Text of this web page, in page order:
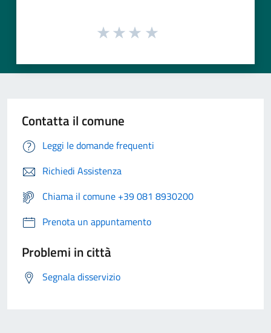
Contatta il comune
Leggi le domande frequenti
Richiedi Assistenza
Chiama il comune +39 081 8930200
Prenota un appuntamento
Problemi in città
Segnala disservizio